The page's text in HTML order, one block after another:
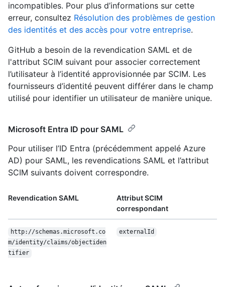
incompatibles. Pour plus d’informations sur cette
erreur, consultez Résolution des problèmes de gestion
des identités et des accès pour votre entreprise.
GitHub a besoin de la revendication SAML et de
l'attribut SCIM suivant pour associer correctement
l’utilisateur à l’identité approvisionnée par SCIM. Les
fournisseurs d’identité peuvent différer dans le champ
utilisé pour identifier un utilisateur de manière unique.
Microsoft Entra ID pour SAML
Pour utiliser l’ID Entra (précédemment appelé Azure
AD) pour SAML, les revendications SAML et l’attribut
SCIM suivants doivent correspondre.
Revendication SAML
Attribut SCIM
correspondant
http://schemas.microsoft.co
m/identity/claims/objectiden
tifier
externalId